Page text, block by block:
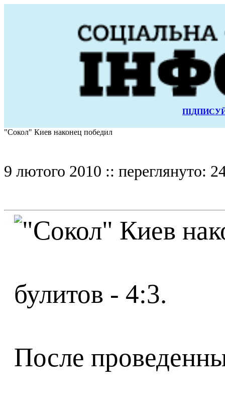
"Сокол" Киев наконец победил
9 лютого 2010 :: переглянуто:
булитов - 4:3.
После